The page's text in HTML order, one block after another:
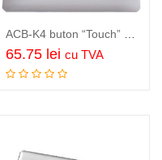
Adauga in cos
65.75 lei cu TVA